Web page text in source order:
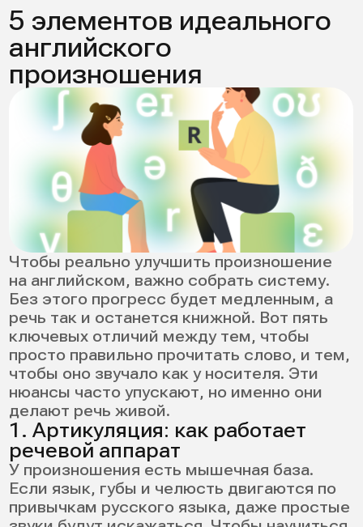
интонация показывает отношение,
эмоцию, тип фразы. Даже идеальные
звуки не спасут, если речь монотонная.
Это ключ к тому, как улучшить акцент
английского языка быстрее всего.
База:
нисходящая интонация —
завершенность (I’ll call you tomorrow.
восходящая — вопрос/
неуверенность (Really? ↑).
Мини-упражнение: возьмите одну фразу и
скажите ее тремя способами:
нейтрально, удивленно, раздраженно. Вы
сразу почувствуете, как интонация
создает смысл. Она меняет общее
впечатление сильнее, чем отдельный
звук.
5. Связность речи: сокращения,
слияния, элизия
В живом английском слова соединяются,
сокращаются, звуки теряются на стыках.
Это норма. Если вы делаете паузу после
каждого слова, то это звучит
неестественно.
Примеры:
want to → wanna;
going to → gonna;
kind of → kinda;
next day → часто звучит как /neks
deɪ/ (t «теряется»).